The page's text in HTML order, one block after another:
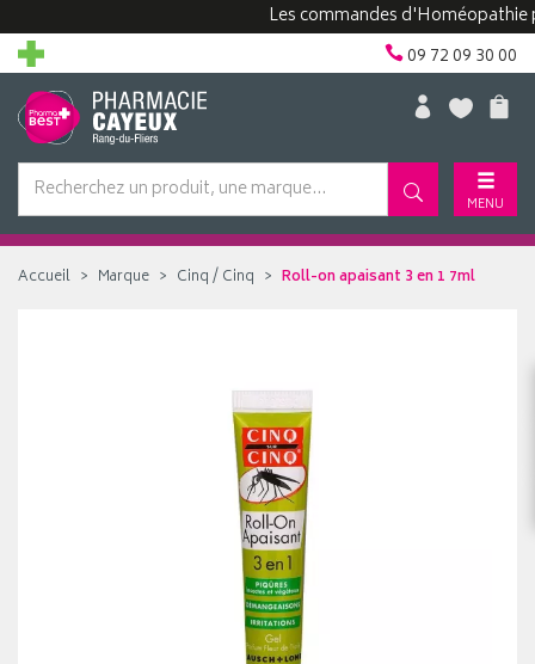
Les commandes d'Homéopathie
09 72 09 30 00
MENU
Accueil Marque Cinq / Cinq Roll-on apaisant 3 en 1 7ml